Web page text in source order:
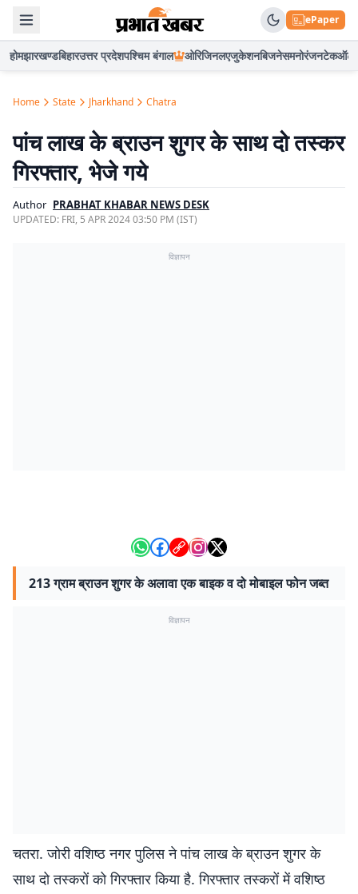
ePaper
होमझारखण्डबिहारउत्तर प्रदेशपश्चिम बंगाल ओरिजिनलएजुकेशनबिजनेसमनोरंजनटेकऑटो
Home State Jharkhand Chatra
पांच लाख के ब्राउन शुगर के साथ दो तस्कर
गिरफ्तार, भेजे गये
Author PRABHAT KHABAR NEWS DESK
UPDATED: FRI, 5 APR 2024 03:50 PM (IST)
विज्ञापन
213 ग्राम ब्राउन शुगर के अलावा एक बाइक व दो मोबाइल फोन जब्त
विज्ञापन
चतरा. जोरी वशिष्ठ नगर पुलिस ने पांच लाख के ब्राउन शुगर के
साथ दो तस्करों को गिरफ्तार किया है. गिरफ्तार तस्करों में वशिष्ठ